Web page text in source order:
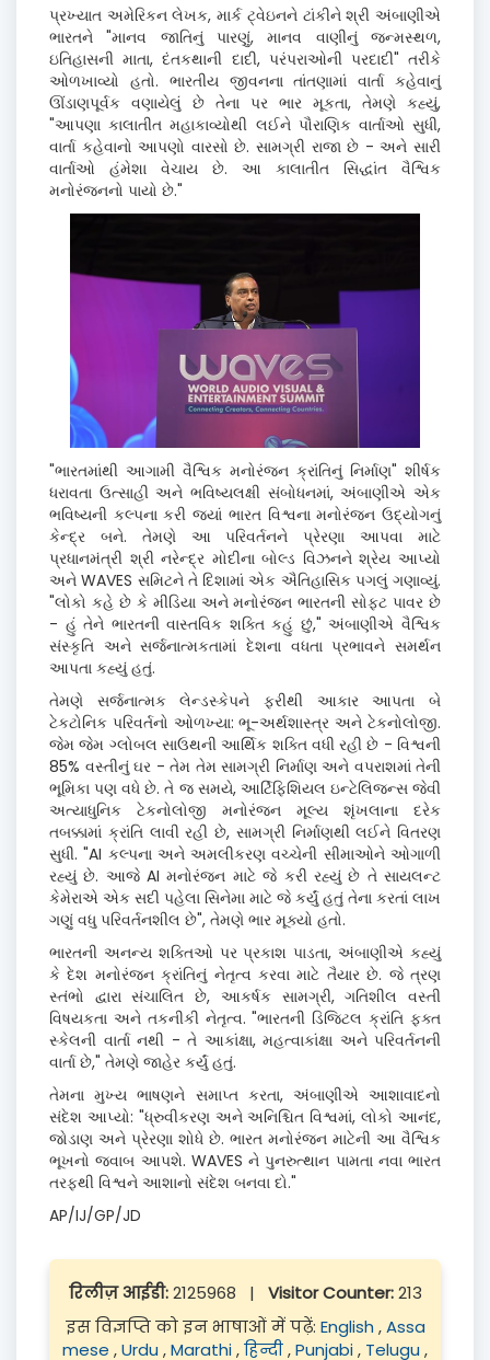
પ્રખ્યાત અમેરિકન લેખક,માર્ક ટ્વેઇનને ટાંકીને શ્રી અંબાણીએ
ભારતને "માનવ જાતિનું પારણું,માનવ વાણીનું જન્મસ્થળ,
ઇતિહાસની માતા,દંતકથાની દાદી, પરંપરાઓની પરદાદી" તરીકે
ઓળખાવ્યો હતો. ભારતીય જીવનના તાંતણામાં વાર્તા કહેવાનું
ઊંડાણપૂર્વક વણાયેલું છે તેના પર ભાર મૂકતા, તેમણે કહ્યું,
"આપણા કાલાતીત મહાકાવ્યોથી લઈને પૌરાણિક વાર્તાઓ સુધી,
વાર્તા કહેવાનો આપણો વારસો છે. સામગ્રી રાજા છે - અને સારી
વાર્તાઓ હંમેશા વેચાય છે. આ કાલાતીત સિદ્ધાંત વૈશ્વિક
મનોરંજનનો પાયો છે."
"ભારતમાંથી આગામી વૈશ્વિક મનોરંજન ક્રાંતિનું નિર્માણ" શીર્ષક
ધરાવતા ઉત્સાહી અને ભવિષ્યલક્ષી સંબોધનમાં,અંબાણીએ એક
ભવિષ્યની કલ્પના કરી જ્યાં ભારત વિશ્વના મનોરંજન ઉદ્યોગનું
કેન્દ્ર બને. તેમણે આ પરિવર્તનને પ્રેરણા આપવા માટે
પ્રધાનમંત્રી શ્રી નરેન્દ્ર મોદીના બોલ્ડ વિઝનને શ્રેય આપ્યો
અનેWAVES સમિટને તે દિશામાં એક ઐતિહાસિક પગલું ગણાવ્યું.
"લોકો કહે છે કે મીડિયા અને મનોરંજન ભારતનીસોફ્ટ પાવરછે
- હું તેને ભારતની વાસ્તવિક શક્તિ કહું છું,"અંબાણીએ વૈશ્વિક
સંસ્કૃતિ અને સર્જનાત્મકતામાં દેશના વધતા પ્રભાવને સમર્થન
આપતા કહ્યું હતું.
તેમણે સર્જનાત્મક લેન્ડસ્કેપને ફરીથી આકાર આપતા બે
ટેકટોનિક પરિવર્તનો ઓળખ્યા: ભૂ-અર્થશાસ્ત્ર અને ટેકનોલોજી.
જેમ જેમ ગ્લોબલ સાઉથની આર્થિક શક્તિ વધી રહી છે - વિશ્વની
85% વસ્તીનું ઘર - તેમ તેમ સામગ્રી નિર્માણ અને વપરાશમાં તેની
ભૂમિકા પણ વધે છે. તે જ સમયે, આર્ટિફિશિયલ ઇન્ટેલિજન્સ જેવી
અત્યાધુનિક ટેકનોલોજી મનોરંજન મૂલ્ય શૃંખલાના દરેક
તબક્કામાં ક્રાંતિ લાવી રહી છે, સામગ્રી નિર્માણથી લઈને વિતરણ
સુધી. "AI કલ્પના અને અમલીકરણ વચ્ચેની સીમાઓને ઓગાળી
રહ્યું છે. આજેAIમનોરંજન માટે જે કરી રહ્યું છે તે સાયલન્ટ
કેમેરાએ એક સદી પહેલા સિનેમા માટે જે કર્યું હતું તેના કરતાં લાખ
ગણું વધુ પરિવર્તનશીલ છે", તેમણે ભાર મૂક્યો હતો.
ભારતની અનન્ય શક્તિઓ પર પ્રકાશ પાડતા,અંબાણીએ કહ્યું
કે દેશ મનોરંજન ક્રાંતિનું નેતૃત્વ કરવા માટે તૈયાર છે. જે ત્રણ
સ્તંભો દ્વારા સંચાલિત છે, આકર્ષક સામગ્રી,ગતિશીલ વસ્તી
વિષયકતા અને તકનીકી નેતૃત્વ. "ભારતની ડિજિટલ ક્રાંતિ ફક્ત
સ્કેલની વાર્તા નથી - તે આકાંક્ષા, મહત્વાકાંક્ષા અને પરિવર્તનની
વાર્તા છે," તેમણે જાહેર કર્યુંહતું.
તેમના મુખ્ય ભાષણને સમાપ્ત કરતા, અંબાણીએ આશાવાદનો
સંદેશ આપ્યો: "ધ્રુવીકરણ અને અનિશ્ચિત વિશ્વમાં,લોકો આનંદ,
જોડાણ અને પ્રેરણા શોધે છે. ભારત મનોરંજન માટેની આ વૈશ્વિક
ભૂખનો જવાબ આપશે. WAVES ને પુનરુત્થાન પામતા નવા ભારત
તરફથી વિશ્વને આશાનો સંદેશ બનવા દો."
AP/IJ/GP/JD
रिलीज़ आईडी: 2125968 | Visitor Counter: 213
इस विज्ञप्ति को इन भाषाओं में पढ़ें: English,Assa
mese ,Urdu,Marathi,हिन्दी,Punjabi, Telugu,